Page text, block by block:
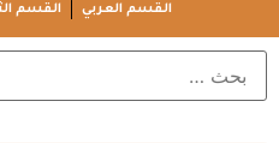
القسم العربي القسم